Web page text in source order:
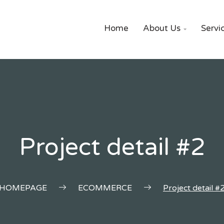
Home About Us 
Project detail #2
HOMEPAGE ECOMMERCE Project detail